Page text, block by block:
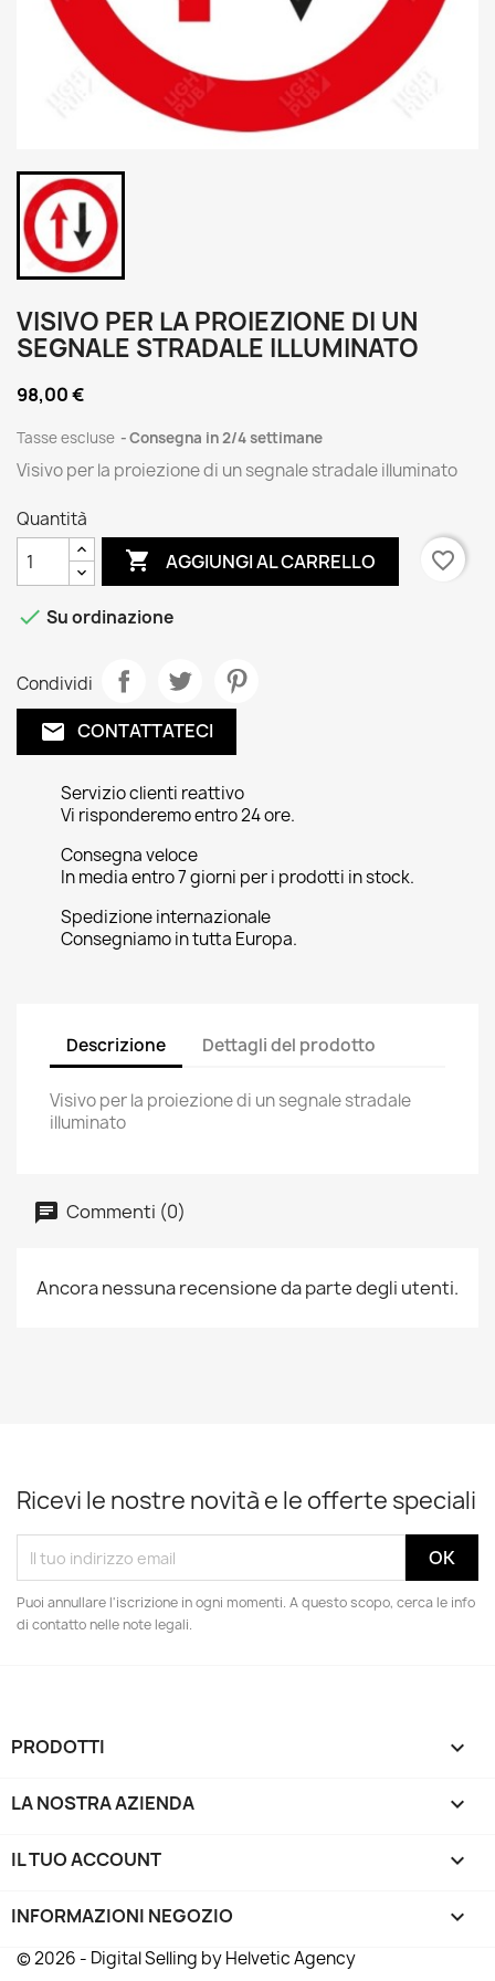
VISIVO PER LA PROIEZIONE DI UN
SEGNALE STRADALE ILLUMINATO
98,00 €
Tasse escluse Consegna in 2/4 settimane
Visivo per la proiezione di un segnale stradale illuminato
Quantità
 AGGIUNGI AL CARRELLO favorite_border
 Su ordinazione
Condividi
email CONTATTATECI
Servizio clienti reattivo
Vi risponderemo entro 24 ore.
Consegna veloce
In media entro 7 giorni per i prodotti in stock.
Spedizione internazionale
Consegniamo in tutta Europa.
Descrizione Dettagli del prodotto
Visivo per la proiezione di un segnale stradale
illuminato
Commenti (0)
Ancora nessuna recensione da parte degli utenti.
Ricevi le nostre novità e le offerte speciali
Puoi annullare l'iscrizione in ogni momenti. A questo scopo, cerca le info
di contatto nelle note legali.
PRODOTTI 
LA NOSTRA AZIENDA 
IL TUO ACCOUNT 
INFORMAZIONI NEGOZIO keyboard_arrow_down
© 2026 - Digital Selling by Helvetic Agency